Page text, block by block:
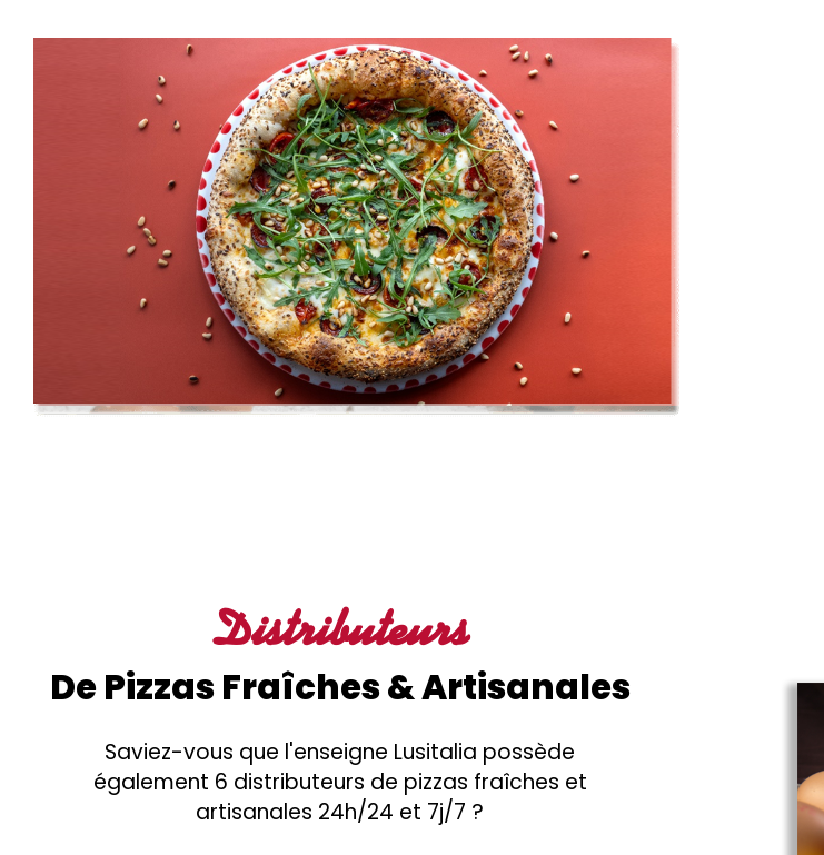
Distributeurs
De Pizzas Fraîches & Artisanales
Saviez-vous que l'enseigne Lusitalia possède
également 6 distributeurs de pizzas fraîches et
artisanales 24h/24 et 7j/7 ?